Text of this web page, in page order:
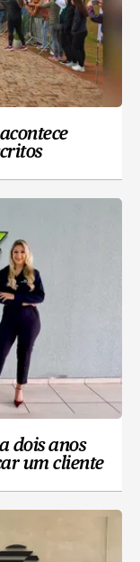
dois anos
um cliente